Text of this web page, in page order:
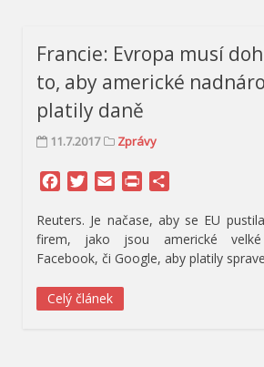
Francie: Evropa musí
to, aby americké
platily daně
11.7.2017 Zprávy
Facebook
Twitter
Email Print
Reuters. Je načase, aby se EU
firem, jako jsou americké
Facebook, či Google, aby platily
Celý článek